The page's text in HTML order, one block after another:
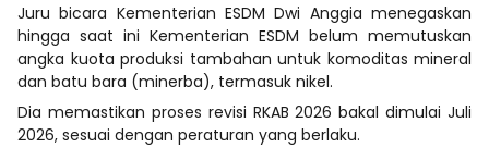
Juru bicara Kementerian ESDM Dwi Anggia menegaskan
hingga saat ini Kementerian ESDM belum memutuskan
angka kuota produksi tambahan untuk komoditas mineral
dan batu bara (minerba), termasuk nikel.
Dia memastikan proses revisi RKAB 2026 bakal dimulai Juli
2026, sesuai dengan peraturan yang berlaku.